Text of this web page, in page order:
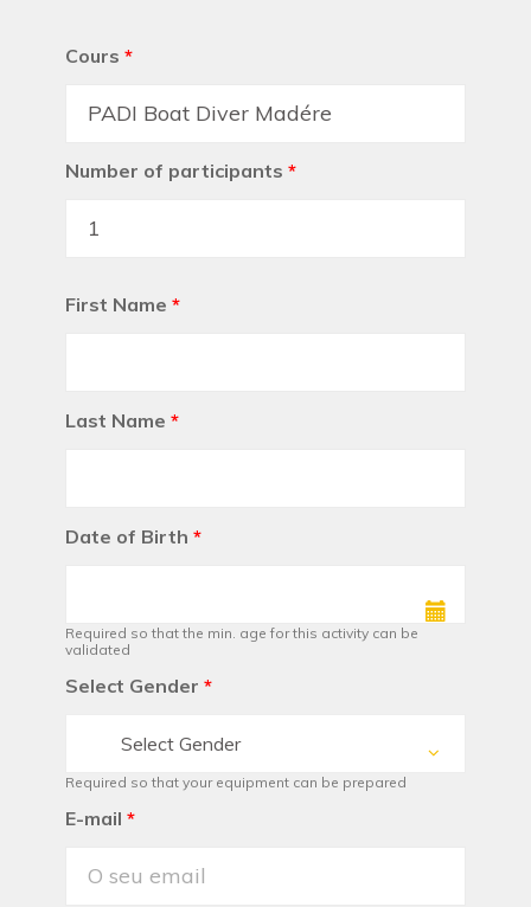
Cours *
Number of participants *
First Name *
Last Name *
Date of Birth *
Required so that the min. age for this activity can be
validated
Select Gender *
Select Gender
Required so that your equipment can be prepared
E-mail *